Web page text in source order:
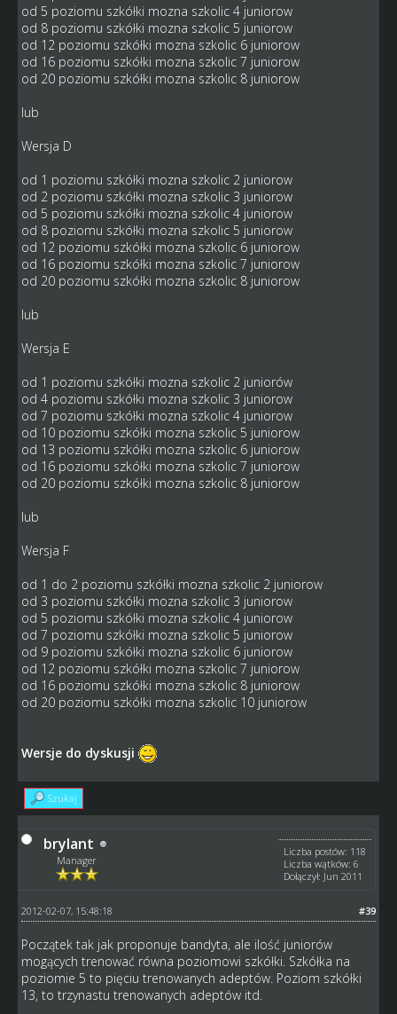
od 5 poziomu szkółki mozna szkolic 4 juniorow
od 8 poziomu szkółki mozna szkolic 5 juniorow
od 12 poziomu szkółki mozna szkolic 6 juniorow
od 16 poziomu szkółki mozna szkolic 7 juniorow
od 20 poziomu szkółki mozna szkolic 8 juniorow
lub
Wersja D
od 1 poziomu szkółki mozna szkolic 2 juniorow
od 2 poziomu szkółki mozna szkolic 3 juniorow
od 5 poziomu szkółki mozna szkolic 4 juniorow
od 8 poziomu szkółki mozna szkolic 5 juniorow
od 12 poziomu szkółki mozna szkolic 6 juniorow
od 16 poziomu szkółki mozna szkolic 7 juniorow
od 20 poziomu szkółki mozna szkolic 8 juniorow
lub
Wersja E
od 1 poziomu szkółki mozna szkolic 2 juniorów
od 4 poziomu szkółki mozna szkolic 3 juniorow
od 7 poziomu szkółki mozna szkolic 4 juniorow
od 10 poziomu szkółki mozna szkolic 5 juniorow
od 13 poziomu szkółki mozna szkolic 6 juniorow
od 16 poziomu szkółki mozna szkolic 7 juniorow
od 20 poziomu szkółki mozna szkolic 8 juniorow
lub
Wersja F
od 1 do 2 poziomu szkółki mozna szkolic 2 juniorow
od 3 poziomu szkółki mozna szkolic 3 juniorow
od 5 poziomu szkółki mozna szkolic 4 juniorow
od 7 poziomu szkółki mozna szkolic 5 juniorow
od 9 poziomu szkółki mozna szkolic 6 juniorow
od 12 poziomu szkółki mozna szkolic 7 juniorow
od 16 poziomu szkółki mozna szkolic 8 juniorow
od 20 poziomu szkółki mozna szkolic 10 juniorow
Wersje do dyskusji
Szukaj
brylant
Manager
Liczba postów: 118
Liczba wątków: 6
Dołączył: Jun 2011
#39
2012-02-07, 15:48:18
Początek tak jak proponuje bandyta, ale ilość juniorów
mogących trenować równa poziomowi szkółki. Szkółka na
poziomie 5 to pięciu trenowanych adeptów. Poziom szkółki
13, to trzynastu trenowanych adeptów itd.